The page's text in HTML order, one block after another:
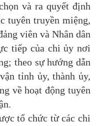
và ra quyết định
tuyên truyền miệng,
viên và Nhân dân
tiếp của chi ủy nơi
theo sự hướng dẫn
tỉnh ủy, thành ủy,
về hoạt động tuyên
tổ chức từ các chi